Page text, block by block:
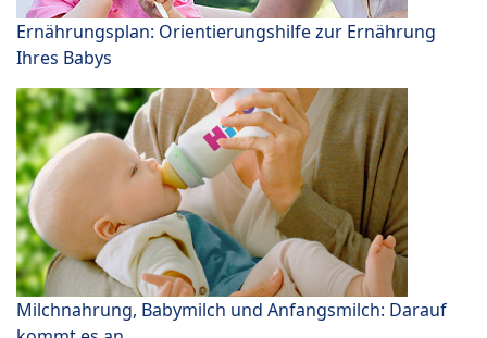
Ernährungsplan: Orientierungshilfe zur Ernährung
Ihres Babys
Milchnahrung, Babymilch und Anfangsmilch: Darauf